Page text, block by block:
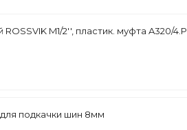
M1/2'', пластик. муфта A320/4.P
подкачки шин 8мм